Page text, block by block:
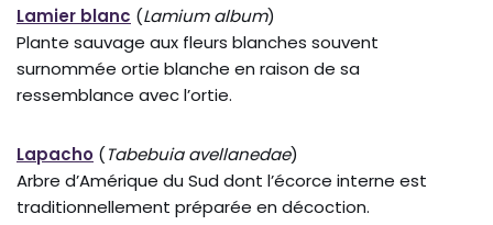
Lamier blanc (Lamium album)
Plante sauvage aux fleurs blanches souvent
surnommée ortie blanche en raison de sa
ressemblance avec l’ortie.
Lapacho (Tabebuia avellanedae)
Arbre d’Amérique du Sud dont l’écorce interne est
traditionnellement préparée en décoction.